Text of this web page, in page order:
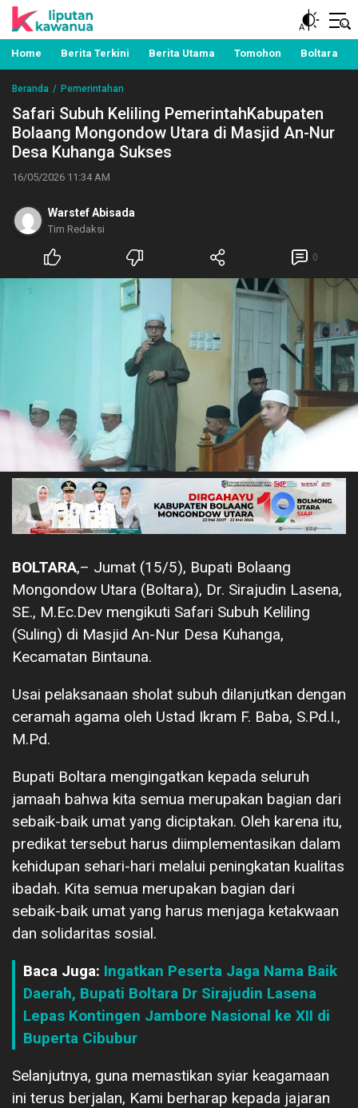
Liputan Kawanua
Berita Manado, Sulawesi Utara, Kawanua, Politik,
Pemerintahan, Hukum Kriminal dan Nasional
Home Berita Terkini Berita Utama Tomohon Boltara
Beranda Pemerintahan
Safari Subuh Keliling PemerintahKabupaten
Bolaang Mongondow Utara di Masjid An-Nur
Desa Kuhanga Sukses
16/05/2026 11:34 AM
Warstef Abisada
Tim Redaksi
0
BOLTARA,– Jumat (15/5), Bupati Bolaang
Mongondow Utara (Boltara), Dr. Sirajudin Lasena,
SE., M.Ec.Dev mengikuti Safari Subuh Keliling
(Suling) di Masjid An-Nur Desa Kuhanga,
Kecamatan Bintauna.
Usai pelaksanaan sholat subuh dilanjutkan dengan
ceramah agama oleh Ustad Ikram F. Baba, S.Pd.I.,
M.Pd.
Bupati Boltara mengingatkan kepada seluruh
jamaah bahwa kita semua merupakan bagian dari
sebaik-baik umat yang diciptakan. Oleh karena itu,
predikat tersebut harus diimplementasikan dalam
kehidupan sehari-hari melalui peningkatan kualitas
ibadah. Kita semua merupakan bagian dari
sebaik-baik umat yang harus menjaga ketakwaan
dan solidaritas sosial.
Baca Juga: Ingatkan Peserta Jaga Nama Baik
Daerah, Bupati Boltara Dr Sirajudin Lasena
Lepas Kontingen Jambore Nasional ke XII di
Buperta Cibubur
Selanjutnya, guna memastikan syiar keagamaan
ini terus berjalan, Kami berharap kepada jajaran